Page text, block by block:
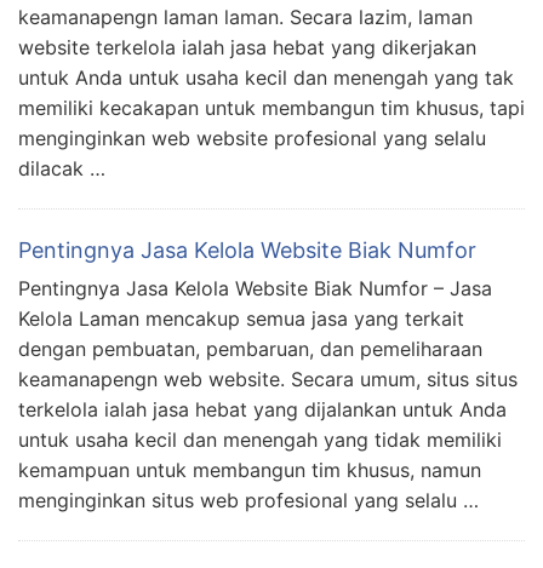
keamanapengn laman laman. Secara lazim, laman
website terkelola ialah jasa hebat yang dikerjakan
untuk Anda untuk usaha kecil dan menengah yang tak
memiliki kecakapan untuk membangun tim khusus, tapi
menginginkan web website profesional yang selalu
dilacak …
Pentingnya Jasa Kelola Website Biak Numfor
Pentingnya Jasa Kelola Website Biak Numfor – Jasa
Kelola Laman mencakup semua jasa yang terkait
dengan pembuatan, pembaruan, dan pemeliharaan
keamanapengn web website. Secara umum, situs situs
terkelola ialah jasa hebat yang dijalankan untuk Anda
untuk usaha kecil dan menengah yang tidak memiliki
kemampuan untuk membangun tim khusus, namun
menginginkan situs web profesional yang selalu …